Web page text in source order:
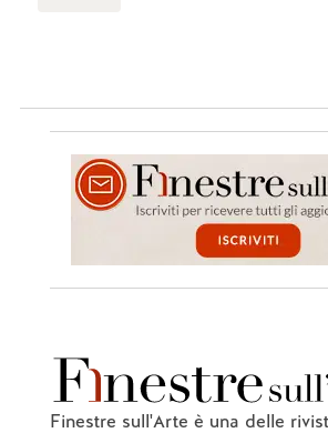
Finestre sull'Arte è una delle